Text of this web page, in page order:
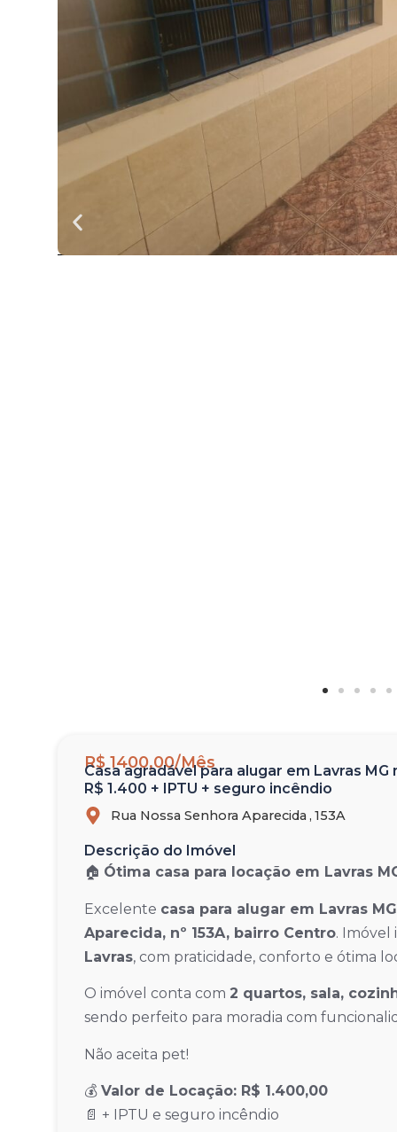
R$ 1400,00/Mês
Casa agradável para alugar em Lavras
R$ 1.400 + IPTU + seguro incêndio
Rua Nossa Senhora Aparecida , 153A
Descrição do Imóvel
🏠 Ótima casa para locação em Lavras
Excelente casa para alugar em Lavras MG
Aparecida, nº 153A, bairro Centro. Imóvel
Lavras, com praticidade, conforto e ótima
O imóvel conta com 2 quartos, sala,
sendo perfeito para moradia com
Não aceita pet!
💰 Valor de Locação: R$ 1.400,00
📄 + IPTU e seguro incêndio